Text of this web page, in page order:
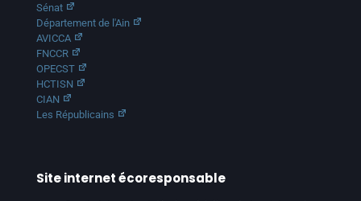
Sénat
Département de l'Ain
AVICCA
FNCCR
OPECST
HCTISN
CIAN
Les Républicains
Site internet écoresponsable